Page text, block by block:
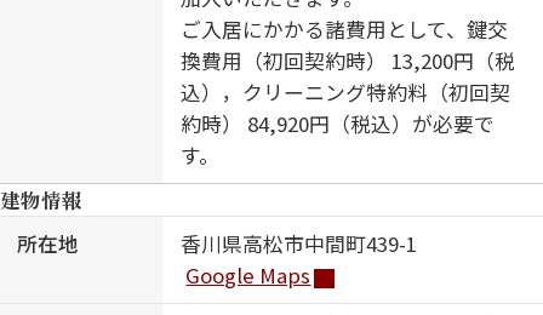
ご入居にかかる諸費用として、鍵交
換費用（初回契約時） 13,200円（税
込），クリーニング特約料（初回契
約時） 84,920円（税込）が必要で
す。
建物情報
所在地
香川県高松市中間町439-1
Google Maps